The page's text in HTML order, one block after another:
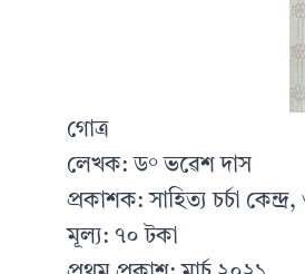
গোত্ৰ
লেখক: ড° ভৱেশ দাস
প্ৰকাশক: সাহিত্য চৰ্চা কেন্দ্ৰ,
মূল্য: ৭০ টকা